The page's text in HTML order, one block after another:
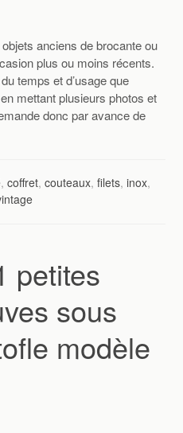
anciens de brocante ou
plus ou moins récents.
temps et d’usage que
mettant plusieurs photos et
donc par avance de
,coffret,couteaux,filets,inox,
petites
sous
modèle